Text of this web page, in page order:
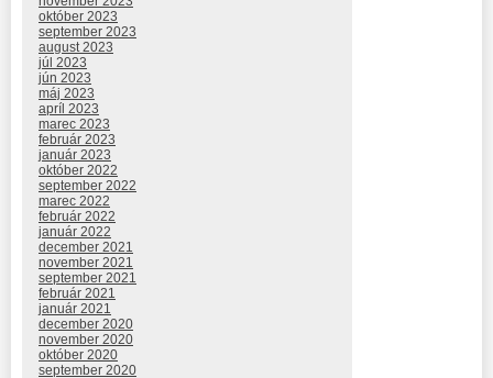
október 2023
september 2023
august 2023
júl 2023
jún 2023
máj 2023
apríl 2023
marec 2023
február 2023
január 2023
október 2022
september 2022
marec 2022
február 2022
január 2022
december 2021
november 2021
september 2021
február 2021
január 2021
december 2020
november 2020
október 2020
september 2020